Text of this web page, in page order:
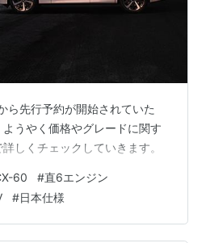
ら先行予約が開始されていた
うやく価格やグレードに関す
しくチェックしていきます。
60 #直6エンジン
#日本仕様